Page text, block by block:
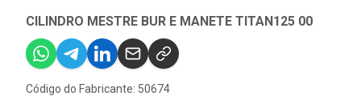
CILINDRO MESTRE BUR E MANETE TITAN125 00
Código do Fabricante: 50674